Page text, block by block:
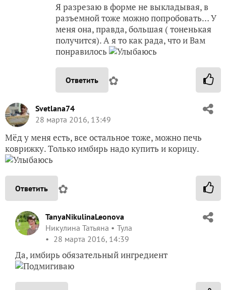
Я разрезаю в форме не выкладывая, в
разъемной тоже можно попробовать… У
меня она, правда, большая ( тоненькая
получится). А я то как рада, что и Вам
понравилось
Ответить ✿
Svetlana74
28 марта 2016, 13:49
Мёд у меня есть, все остальное тоже, можно печь
коврижку. Только имбирь надо купить и корицу.
Ответить ✿
TanyaNikulinaLeonova
Никулина Татьяна
Тула
28 марта 2016, 14:39
Да, имбирь обязательный ингредиент